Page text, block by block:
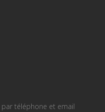
téléphone et email